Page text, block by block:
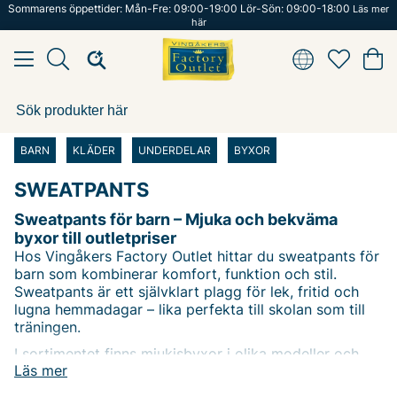
Sommarens öppettider: Mån-Fre: 09:00-19:00 Lör-Sön: 09:00-18:00 Läs mer
här
BARN KLÄDER UNDERDELAR BYXOR
SWEATPANTS
Läs mer
Sweatpants för barn – Mjuka och bekväma
byxor till outletpriser
Hos Vingåkers Factory Outlet hittar du sweatpants för
barn som kombinerar komfort, funktion och stil.
Sweatpants är ett självklart plagg för lek, fritid och
lugna hemmadagar – lika perfekta till skolan som till
träningen.
I sortimentet finns mjukisbyxor i olika modeller och
material, från klassiska joggingbyxor med resår i